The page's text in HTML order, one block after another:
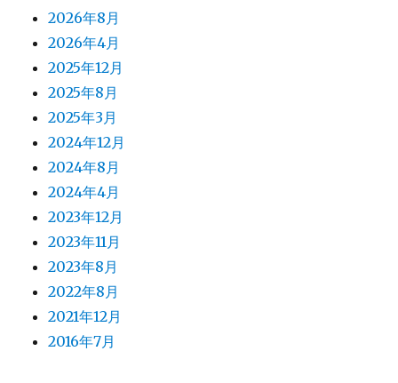
2026年8月
2026年4月
2025年12月
2025年8月
2025年3月
2024年12月
2024年8月
2024年4月
2023年12月
2023年11月
2023年8月
2022年8月
2021年12月
2016年7月